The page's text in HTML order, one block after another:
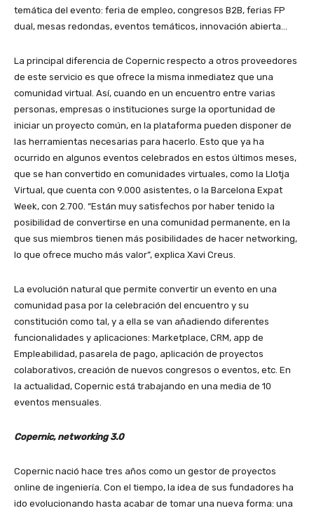
temática del evento: feria de empleo, congresos B2B, ferias FP
dual, mesas redondas, eventos temáticos, innovación abierta…
La principal diferencia de Copernic respecto a otros proveedores
de este servicio es que ofrece la misma inmediatez que una
comunidad virtual. Así, cuando en un encuentro entre varias
personas, empresas o instituciones surge la oportunidad de
iniciar un proyecto común, en la plataforma pueden disponer de
las herramientas necesarias para hacerlo. Esto que ya ha
ocurrido en algunos eventos celebrados en estos últimos meses,
que se han convertido en comunidades virtuales, como la Llotja
Virtual, que cuenta con 9.000 asistentes, o la Barcelona Expat
Week, con 2.700. “Están muy satisfechos por haber tenido la
posibilidad de convertirse en una comunidad permanente, en la
que sus miembros tienen más posibilidades de hacer networking,
lo que ofrece mucho más valor”, explica Xavi Creus.
La evolución natural que permite convertir un evento en una
comunidad pasa por la celebración del encuentro y su
constitución como tal, y a ella se van añadiendo diferentes
funcionalidades y aplicaciones: Marketplace, CRM, app de
Empleabilidad, pasarela de pago, aplicación de proyectos
colaborativos, creación de nuevos congresos o eventos, etc. En
la actualidad, Copernic está trabajando en una media de 10
eventos mensuales.
Copernic, networking 3.0
Copernic nació hace tres años como un gestor de proyectos
online de ingeniería. Con el tiempo, la idea de sus fundadores ha
ido evolucionando hasta acabar de tomar una nueva forma: una